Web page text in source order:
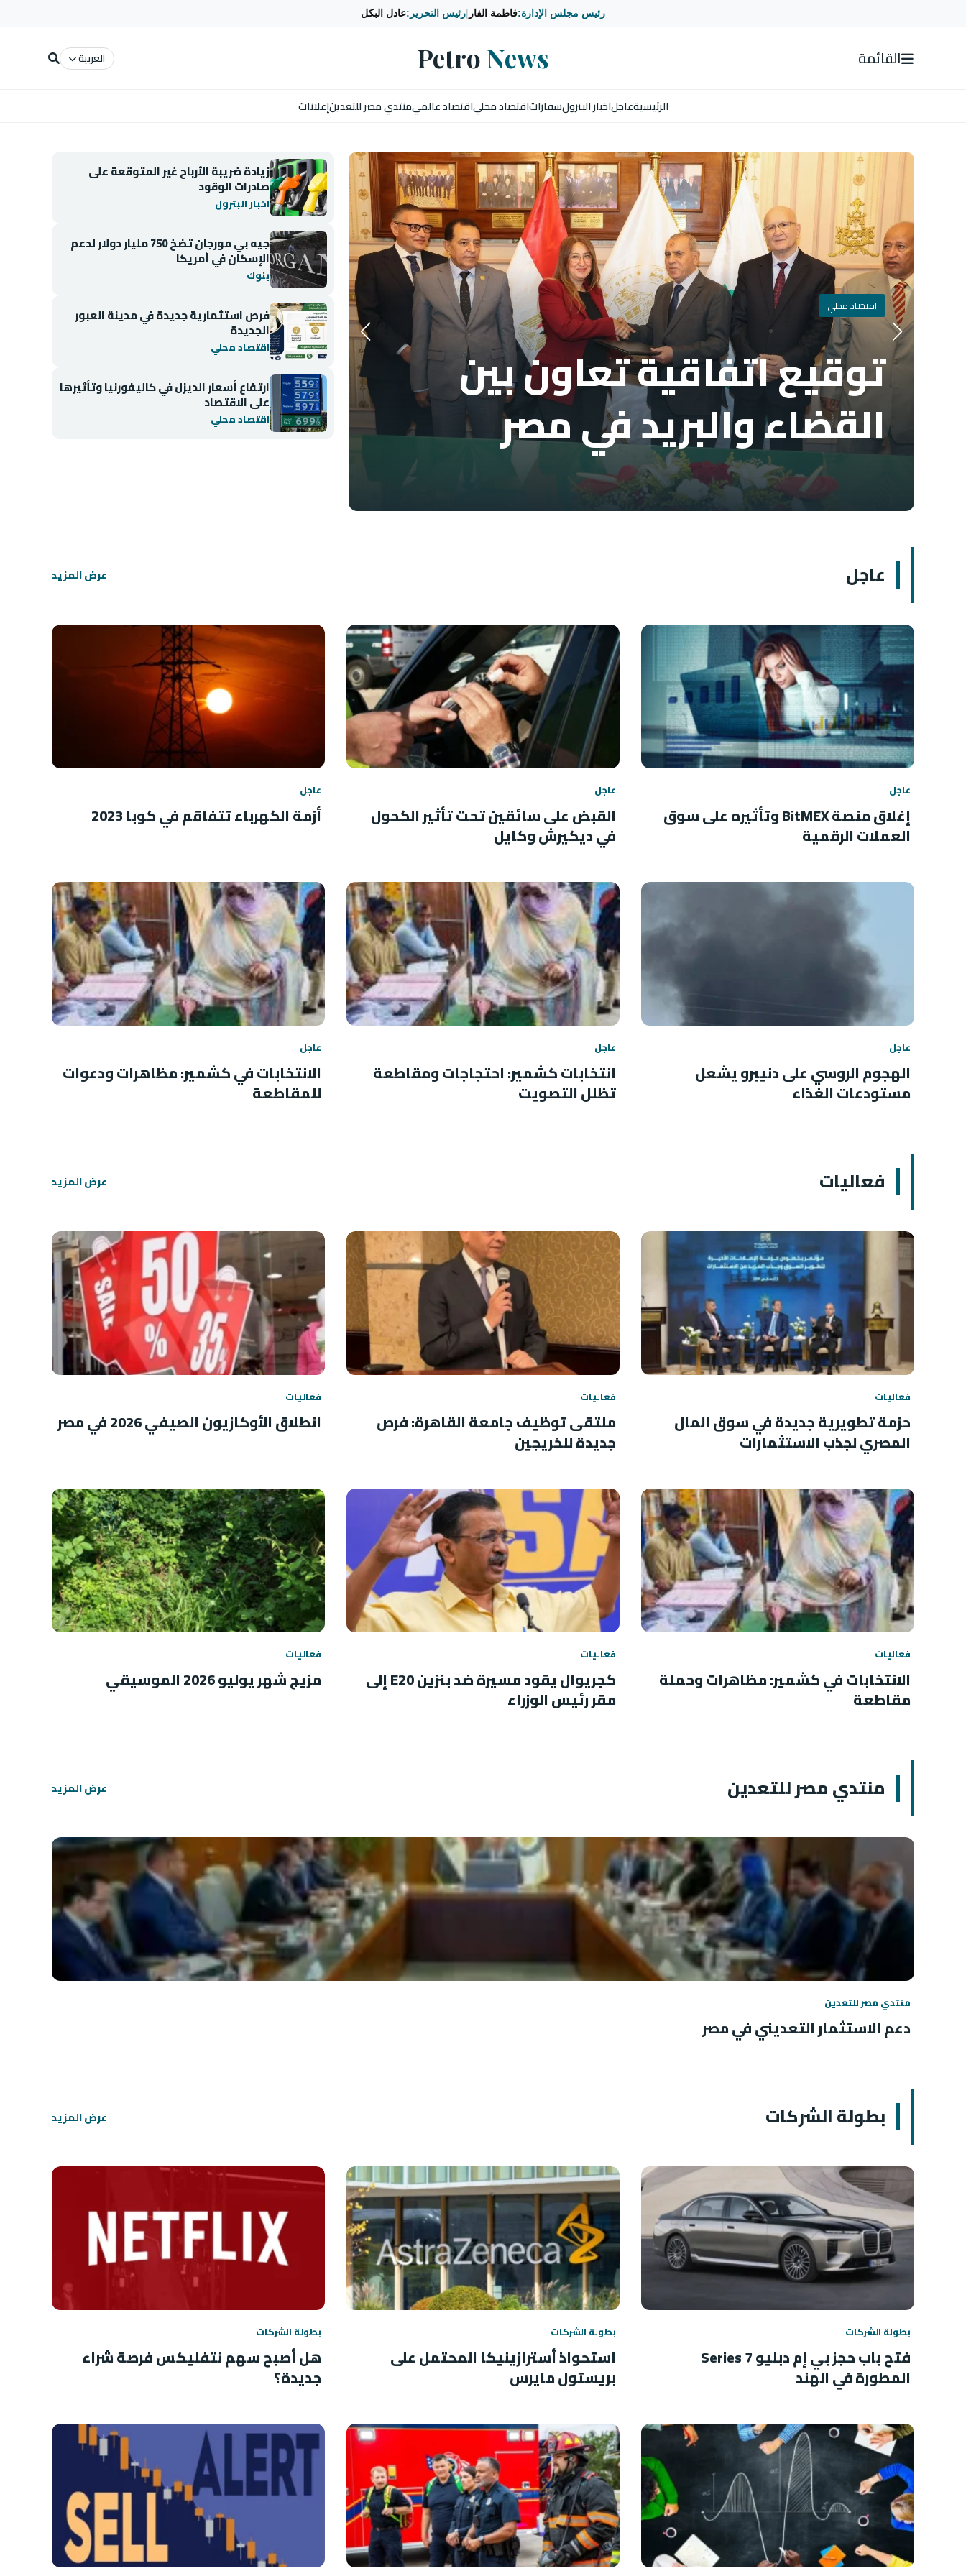
رئيس مجلس الإدارة:فاطمة الفار رئيس التحرير:عادل البكل
القائمة Petro News العربية
الرئيسيةعاجلاخبار البترولسفاراتاقتصاد محلياقتصاد عالميمنتدي مصر للتعدينإعلانات
اقتصاد محلي
توقيع اتفاقية تعاون بين
القضاء والبريد في مصر اقتصاد محلي
زيادة ضريبة الأرباح غير المتوقعة على
صادرات الوقود
اخبار البترول
جيه بي مورجان تضخ 750 مليار دولار لدعم
الإسكان في أمريكا
بنوك
فرص استثمارية جديدة في مدينة العبور
الجديدة
اقتصاد محلي
ارتفاع أسعار الديزل في كاليفورنيا وتأثيرها
على الاقتصاد
اقتصاد محلي
عاجل عرض المزيد
عاجل
إغلاق منصة BitMEX وتأثيره على سوق
العملات الرقمية
عاجل
القبض على سائقين تحت تأثير الكحول
في ديكيرش وكايل
عاجل
أزمة الكهرباء تتفاقم في كوبا 2023
عاجل
الهجوم الروسي على دنيبرو يشعل
مستودعات الغذاء
عاجل
انتخابات كشمير: احتجاجات ومقاطعة
تظلل التصويت
عاجل
الانتخابات في كشمير: مظاهرات ودعوات
للمقاطعة
فعاليات عرض المزيد
فعاليات
حزمة تطويرية جديدة في سوق المال
المصري لجذب الاستثمارات
فعاليات
ملتقى توظيف جامعة القاهرة: فرص
جديدة للخريجين
فعاليات
انطلاق الأوكازيون الصيفي 2026 في مصر
فعاليات
الانتخابات في كشمير: مظاهرات وحملة
مقاطعة
فعاليات
كجريوال يقود مسيرة ضد بنزين E20 إلى
مقر رئيس الوزراء
فعاليات
مزيج شهر يوليو 2026 الموسيقي
منتدي مصر للتعدين عرض المزيد
منتدي مصر للتعدين
دعم الاستثمار التعديني في مصر
بطولة الشركات عرض المزيد
بطولة الشركات
فتح باب حجز بي إم دبليو 7 Series
المطورة في الهند
بطولة الشركات
استحواذ أسترازينيكا المحتمل على
بريستول مايرس
بطولة الشركات
هل أصبح سهم نتفليكس فرصة شراء
جديدة؟